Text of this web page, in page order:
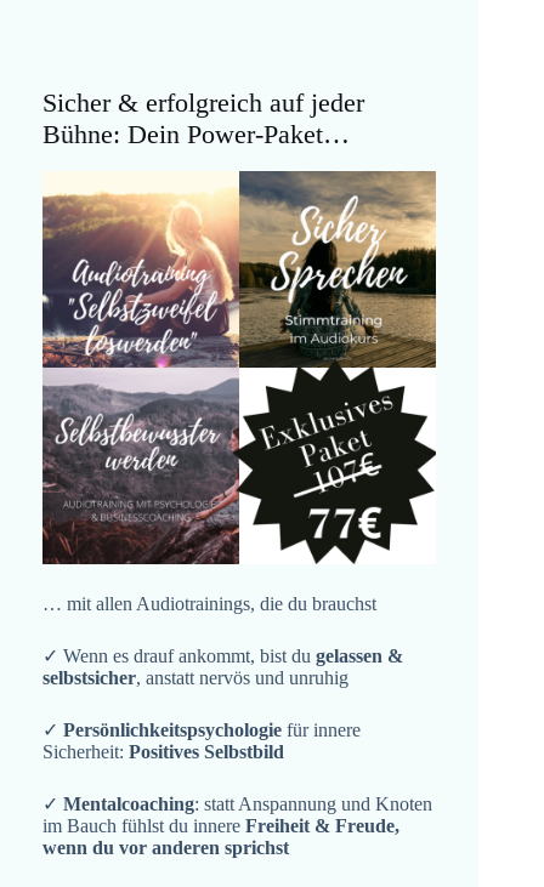
Sicher & erfolgreich auf jeder
Bühne: Dein Power-Paket…
… mit allen Audiotrainings, die du brauchst
✓ Wenn es drauf ankommt, bist du gelassen &
selbstsicher, anstatt nervös und unruhig
✓ Persönlichkeitspsychologie für innere
Sicherheit: Positives Selbstbild
✓ Mentalcoaching: statt Anspannung und Knoten
im Bauch fühlst du innere Freiheit & Freude,
wenn du vor anderen sprichst